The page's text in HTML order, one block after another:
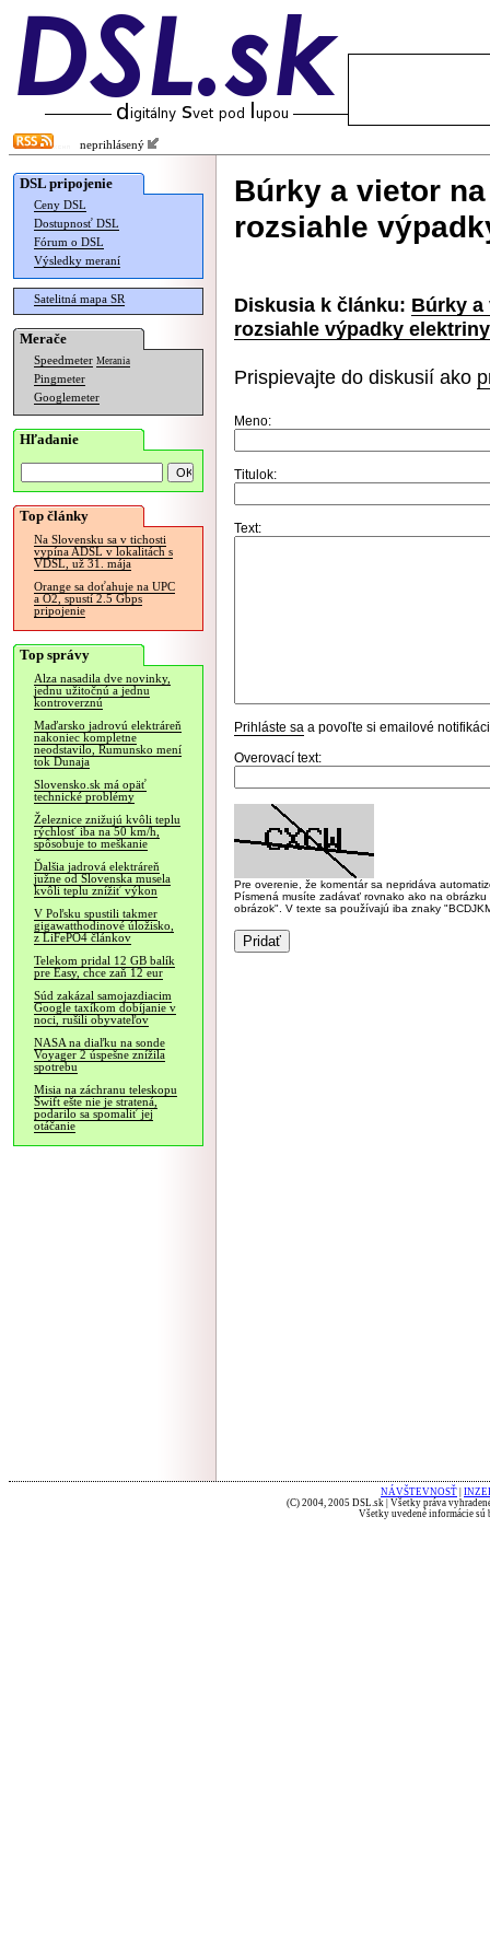
neprihlásený
DSL pripojenie
Ceny DSL
Dostupnosť DSL
Fórum o DSL
Výsledky meraní
Satelitná mapa SR
Merače
Speedmeter Merania
Pingmeter
Googlemeter
Hľadanie
Top články
Na Slovensku sa v tichosti
vypína ADSL v lokalitách s
VDSL, už 31. mája
Orange sa doťahuje na UPC
a O2, spustí 2.5 Gbps
pripojenie
Top správy
Alza nasadila dve novinky,
jednu užitočnú a jednu
kontroverznú
Maďarsko jadrovú elektráreň
nakoniec kompletne
neodstavilo, Rumunsko mení
tok Dunaja
Slovensko.sk má opäť
technické problémy
Železnice znižujú kvôli teplu
rýchlosť iba na 50 km/h,
spôsobuje to meškanie
Ďalšia jadrová elektráreň
južne od Slovenska musela
kvôli teplu znížiť výkon
V Poľsku spustili takmer
gigawatthodinové úložisko,
z LiFePO4 článkov
Telekom pridal 12 GB balík
pre Easy, chce zaň 12 eur
Súd zakázal samojazdiacim
Google taxíkom dobíjanie v
noci, rušili obyvateľov
NASA na diaľku na sonde
Voyager 2 úspešne znížila
spotrebu
Misia na záchranu teleskopu
Swift ešte nie je stratená,
podarilo sa spomaliť jej
otáčanie
Búrky a vietor
rozsiahle
Diskusia k článku: Búrky
rozsiahle výpadky elektriny
Prispievajte do diskusií ako
Meno:
Titulok:
Text:
Prihláste sa a povoľte si emailové
Overovací text:
Pre overenie, že komentár sa nepridáva
Písmená musíte zadávať rovnako ako na
obrázok". V texte sa používajú iba znaky
NÁVŠTEVNOSŤ
(C) 2004, 2005 DSL.sk | Všetky práva
Všetky uvedené informácie sú